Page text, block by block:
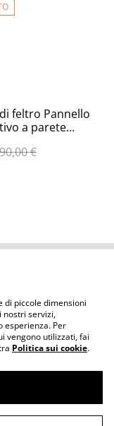
feltro Pannello
a parete
Pannello blu
90,00 €
Policy
senza
di piccole dimensioni
nostri servizi,
esperienza. Per
vengono utilizzati, fai
Politica sui cookie.